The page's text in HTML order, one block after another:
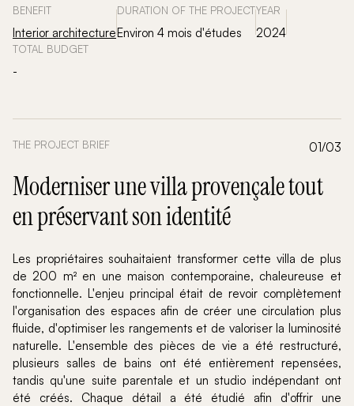
BENEFIT
Interior architecture
DURATION OF THE PROJECT
Environ 4 mois d'études
YEAR
2024
TOTAL BUDGET
-
THE PROJECT BRIEF 01/03
Moderniser une villa provençale tout
en préservant son identité
Les propriétaires souhaitaient transformer cette villa de plus
de 200 m² en une maison contemporaine, chaleureuse et
fonctionnelle. L'enjeu principal était de revoir complètement
l'organisation des espaces afin de créer une circulation plus
fluide, d'optimiser les rangements et de valoriser la luminosité
naturelle. L'ensemble des pièces de vie a été restructuré,
plusieurs salles de bains ont été entièrement repensées,
tandis qu'une suite parentale et un studio indépendant ont
été créés. Chaque détail a été étudié afin d'offrir une